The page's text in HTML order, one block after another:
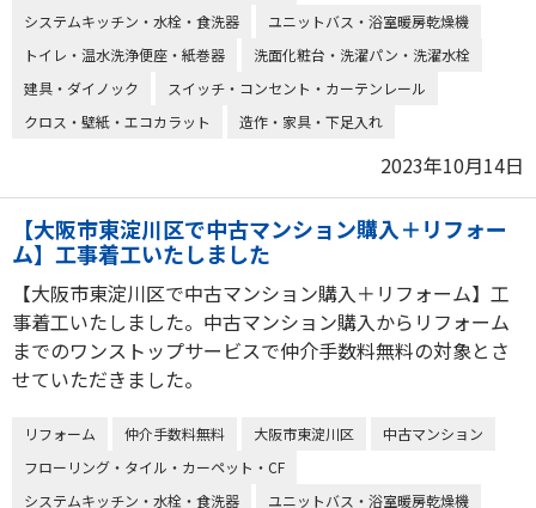
システムキッチン・水栓・食洗器
ユニットバス・浴室暖房乾燥機
トイレ・温水洗浄便座・紙巻器
洗面化粧台・洗濯パン・洗濯水栓
建具・ダイノック
スイッチ・コンセント・カーテンレール
クロス・壁紙・エコカラット
造作・家具・下足入れ
2023年10月14日
【大阪市東淀川区で中古マンション購入＋リフォー
ム】工事着工いたしました
【大阪市東淀川区で中古マンション購入＋リフォーム】工
事着工いたしました。中古マンション購入からリフォーム
までのワンストップサービスで仲介手数料無料の対象とさ
せていただきました。
リフォーム 仲介手数料無料 大阪市東淀川区
中古マンション
フローリング・タイル・カーペット・CF
システムキッチン・水栓・食洗器
ユニットバス・浴室暖房乾燥機